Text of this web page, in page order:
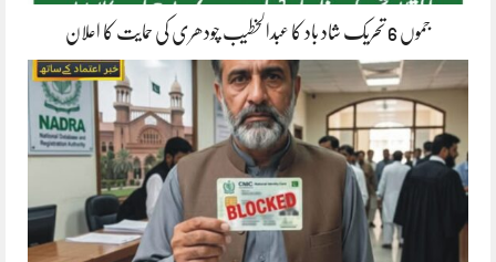
جموں 6 تحریک شاد باد کا عبدالخطیب چودھری کی حمایت کا اعلان